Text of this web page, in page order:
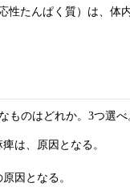
性たんぱく質）は、体
ものはどれか。3つ選べ
は、原因となる。
因となる。